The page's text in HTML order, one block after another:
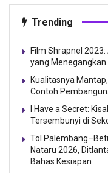
Trending
Film Shrapnel
yang Menegangkan
Kualitasnya
Contoh
I Have a Secret:
Tersembunyi di
Tol
Nataru 2026,
Bahas Kesiapan